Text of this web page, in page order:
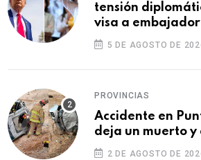
tensión
visa a
5 DE AGOSTO DE
PROVINCIAS
Accidente en
deja un muerto y
2 DE AGOSTO DE